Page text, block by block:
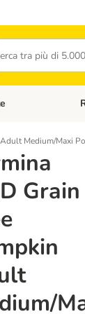
Categoria: Cani
Medium/Maxi
Grain